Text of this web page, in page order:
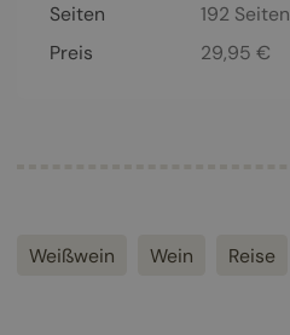
Seiten
192 Seiten
Preis
29,95 €
Weißwein Wein Reise